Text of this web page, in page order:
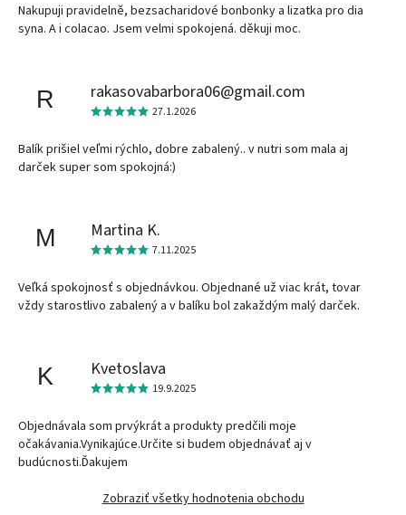
Nakupuji pravidelně, bezsacharidové bonbonky a lizatka pro dia
syna. A i colacao. Jsem velmi spokojená. děkuji moc.
R rakasovabarbora06@gmail.com
27.1.2026
Balík prišiel veľmi rýchlo, dobre zabalený.. v nutri som mala aj
darček super som spokojná:)
M Martina K.
7.11.2025
Veľká spokojnosť s objednávkou. Objednané už viac krát, tovar
vždy starostlivo zabalený a v balíku bol zakaždým malý darček.
K Kvetoslava
19.9.2025
Objednávala som prvýkrát a produkty predčili moje
očakávania.Vynikajúce.Určite si budem objednávať aj v
budúcnosti.Ďakujem
Zobraziť všetky hodnotenia obchodu